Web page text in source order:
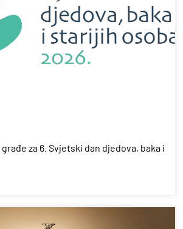
za 6. Svjetski dan djedova, baka i